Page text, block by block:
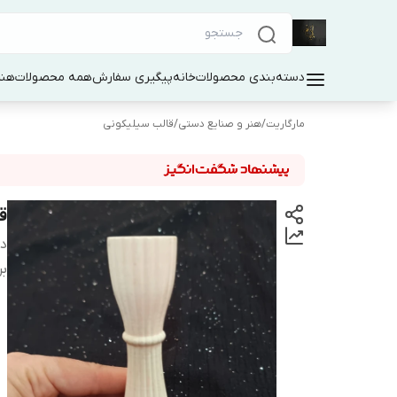
دسته‌بندی محصولاتخانهپیگیری سفارشهمه محصولات
مارگاریت/هنر و صنایع دستی/قالب سیلیکونی